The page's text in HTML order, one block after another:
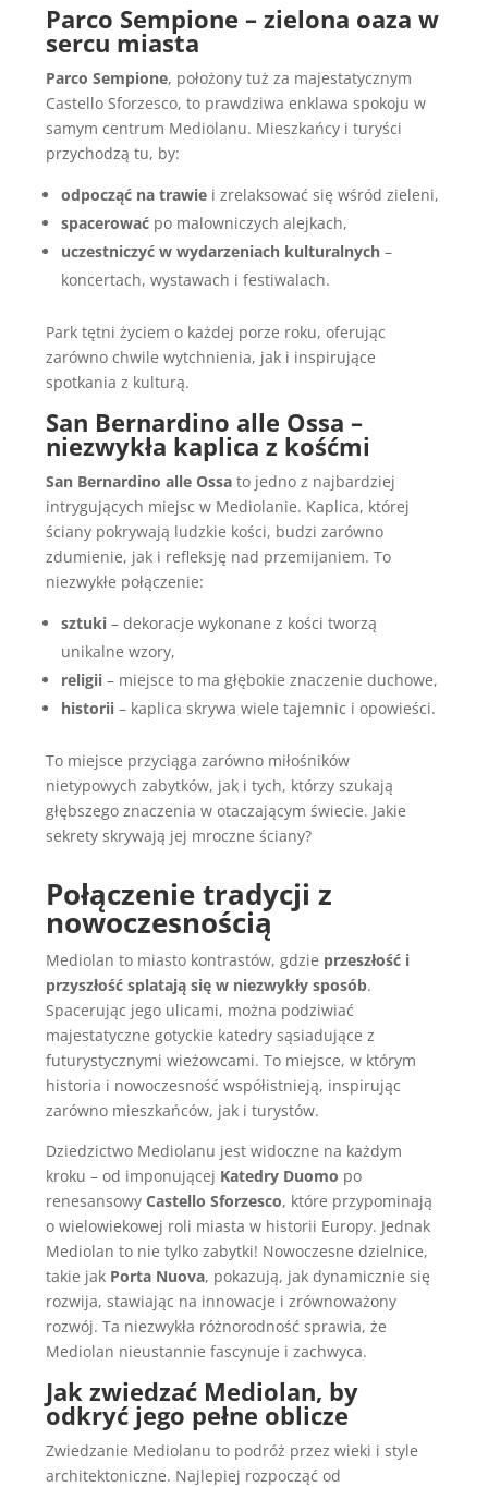
Parco Sempione – zielona oaza w
sercu miasta
Parco Sempione, położony tuż za majestatycznym
Castello Sforzesco, to prawdziwa enklawa spokoju w
samym centrum Mediolanu. Mieszkańcy i turyści
przychodzą tu, by:
odpocząć na trawie i zrelaksować się wśród zieleni,
spacerować po malowniczych alejkach,
uczestniczyć w wydarzeniach kulturalnych –
koncertach, wystawach i festiwalach.
Park tętni życiem o każdej porze roku, oferując
zarówno chwile wytchnienia, jak i inspirujące
spotkania z kulturą.
San Bernardino alle Ossa –
niezwykła kaplica z kośćmi
San Bernardino alle Ossa to jedno z najbardziej
intrygujących miejsc w Mediolanie. Kaplica, której
ściany pokrywają ludzkie kości, budzi zarówno
zdumienie, jak i refleksję nad przemijaniem. To
niezwykłe połączenie:
sztuki – dekoracje wykonane z kości tworzą
unikalne wzory,
religii – miejsce to ma głębokie znaczenie duchowe,
historii – kaplica skrywa wiele tajemnic i opowieści.
To miejsce przyciąga zarówno miłośników
nietypowych zabytków, jak i tych, którzy szukają
głębszego znaczenia w otaczającym świecie. Jakie
sekrety skrywają jej mroczne ściany?
Połączenie tradycji z
nowoczesnością
Mediolan to miasto kontrastów, gdzie przeszłość i
przyszłość splatają się w niezwykły sposób.
Spacerując jego ulicami, można podziwiać
majestatyczne gotyckie katedry sąsiadujące z
futurystycznymi wieżowcami. To miejsce, w którym
historia i nowoczesność współistnieją, inspirując
zarówno mieszkańców, jak i turystów.
Dziedzictwo Mediolanu jest widoczne na każdym
kroku – od imponującej Katedry Duomo po
renesansowyCastello Sforzesco, które przypominają
o wielowiekowej roli miasta w historii Europy. Jednak
Mediolan to nie tylko zabytki! Nowoczesne dzielnice,
takie jak Porta Nuova, pokazują, jak dynamicznie się
rozwija, stawiając na innowacje i zrównoważony
rozwój. Ta niezwykła różnorodność sprawia, że
Mediolan nieustannie fascynuje i zachwyca.
Jak zwiedzać Mediolan, by
odkryć jego pełne oblicze
Zwiedzanie Mediolanu to podróż przez wieki i style
architektoniczne. Najlepiej rozpocząć od